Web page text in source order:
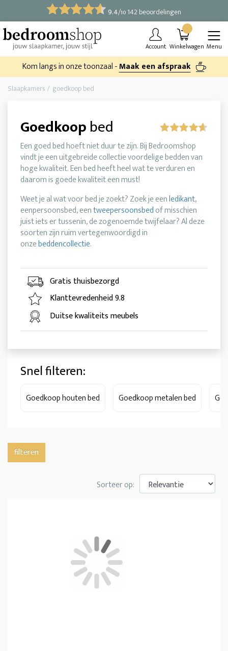
9.4/10 142 beoordelingen
Account Winkelwagen Menu
Kom langs in onze toonzaal -Maak een afspraak
Slaapkamers goedkoop bed
Goedkoopbed
Een goed bed hoeft niet duur te zijn. Bij Bedroomshop
vindt je een uitgebreide collectie voordelige bedden van
hoge kwaliteit. Een bed heeft heel wat te verduren en
daarom is goede kwaliteit een must!
Weet je al wat voor bed je zoekt? Zoek je eenledikant,
eenpersoonsbed, eentweepersoonsbedof misschien
juist iets er tussenin, de zogenoemde twijfelaar? Al deze
soorten zijn ruim vertegenwoordigd in
onzebeddencollectie.
Gratis thuisbezorgd
Klanttevredenheid 9.8
Duitse kwaliteits meubels
Snel filteren:
Goedkoop houten bed Goedkoop metalen bed
filteren
Sorteer op: